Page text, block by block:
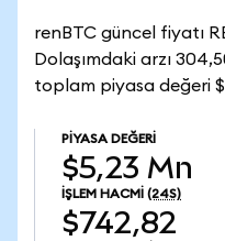
renBTC güncel fiyatı
Dolaşımdaki arzı
toplam piyasa değeri
PIYASA DEĞERI
$5,23 Mn
İŞLEM HACMI (24S)
$742,82